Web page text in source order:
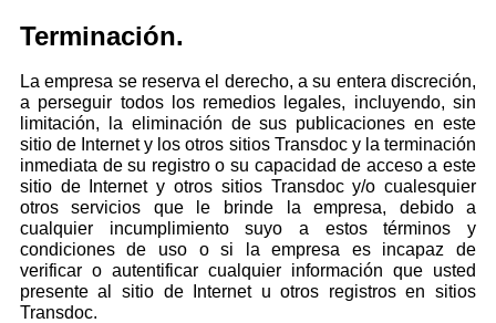
Terminación.
La empresa se reserva el derecho, a su entera discreción,
a perseguir todos los remedios legales, incluyendo, sin
limitación, la eliminación de sus publicaciones en este
sitio de Internet y los otros sitios Transdoc y la terminación
inmediata de su registro o su capacidad de acceso a este
sitio de Internet y otros sitios Transdoc y/o cualesquier
otros servicios que le brinde la empresa, debido a
cualquier incumplimiento suyo a estos términos y
condiciones de uso o si la empresa es incapaz de
verificar o autentificar cualquier información que usted
presente al sitio de Internet u otros registros en sitios
Transdoc.